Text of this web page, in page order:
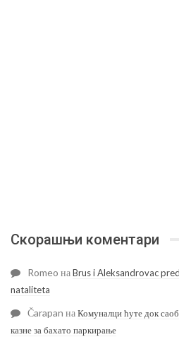
Скорашњи коментари
Romeo наBrus i Aleksandrovac
nataliteta
Čarapan наКомуналци ћуте док
казне за бахато паркирање